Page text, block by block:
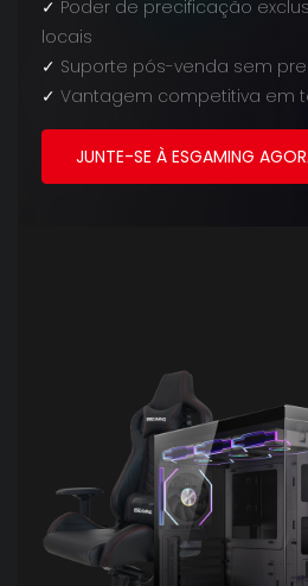
✓ Poder de precificação
locais
✓ Suporte pós-venda sem
✓ Vantagem competitiva em
JUNTE-SE À ESGAMING